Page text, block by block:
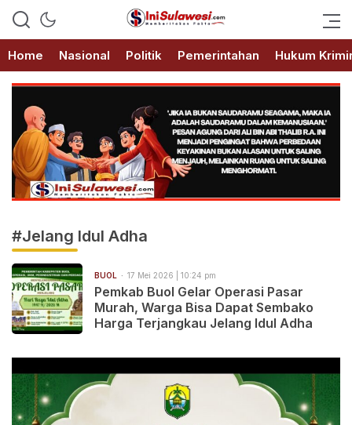
IniSulawesi.com
Memberitakan Fakta
Home
Nasional Politik Pemerintahan Hukum
#Jelang Idul Adha
BUOL 17 Mei 2026 | 10:24 pm
Pemkab Buol Gelar Operasi Pasar
Murah, Warga Bisa Dapat Sembako
Harga Terjangkau Jelang Idul Adha